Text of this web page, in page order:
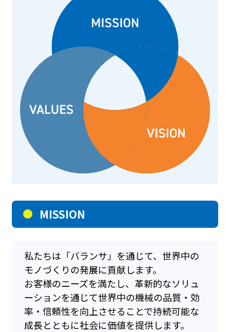
MISSION
私たちは「バランサ」を通じて、世界中の
モノづくりの発展に貢献します。
お客様のニーズを満たし、革新的なソリュ
ーションを通じて世界中の機械の品質・効
率・信頼性を向上させることで持続可能な
成長とともに社会に価値を提供します。